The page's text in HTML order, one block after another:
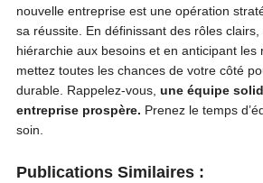
nouvelle entreprise est une opération
sa réussite. En définissant des rôles
hiérarchie aux besoins et en anticipant les
mettez toutes les chances de votre côté
durable. Rappelez-vous, une équipe
entreprise prospère. Prenez le temps
soin.
Publications Similaires :